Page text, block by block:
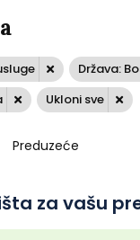
Država:
Ukloni sve
Preduzeće
za vašu